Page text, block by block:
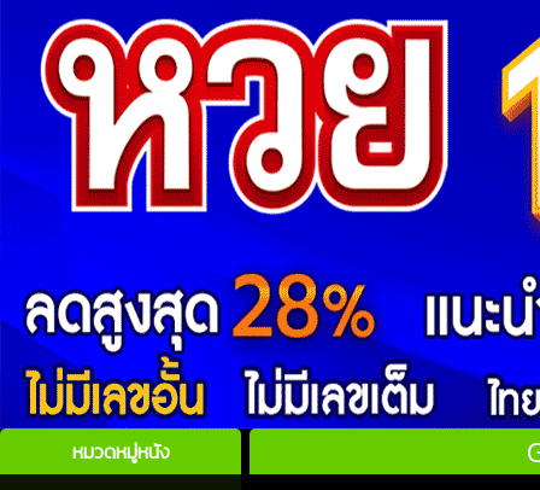
หมวดหมู่หนัง